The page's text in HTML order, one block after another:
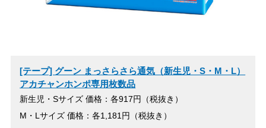
[テープ] グーン まっさらさら通気（新生児・S・M・L）
アカチャンホンポ専用枚数品
新生児・Sサイズ 価格：各917円（税抜き）
M・Lサイズ 価格：各1,181円（税抜き）